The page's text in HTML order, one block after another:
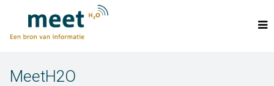
MeetH2O